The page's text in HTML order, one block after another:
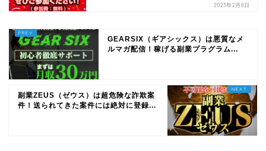
2023年2月8日
GEARSIX（ギアシックス）は悪質なメ
ルマガ配信！稼げる副業プラグラム...
副業ZEUS（ゼウス）は超危険な詐欺案
件！送られてきた案件には絶対に登録...